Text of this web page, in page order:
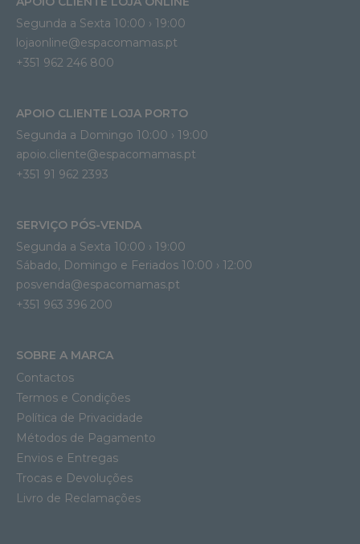
Segunda a Sexta 10:00 › 19:00
lojaonline@espacomamas.pt
+351 962 246 800
APOIO CLIENTE LOJA PORTO
Segunda a Domingo 10:00 › 19:00
apoio.cliente@espacomamas.pt
+351 91 962 2393
SERVIÇO PÓS-VENDA
Segunda a Sexta 10:00 › 19:00
Sábado, Domingo e Feriados 10:00 › 12:00
posvenda@espacomamas.pt
+351 963 396 200
SOBRE A MARCA
Contactos
Termos e Condições
Política de Privacidade
Métodos de Pagamento
Envios e Entregas
Trocas e Devoluções
Livro de Reclamações